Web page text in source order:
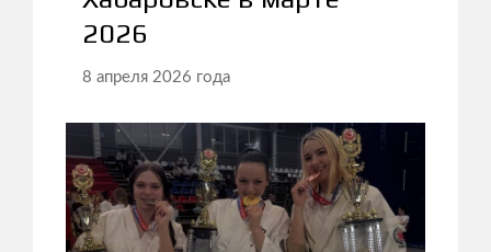
2026
8 апреля 2026 года